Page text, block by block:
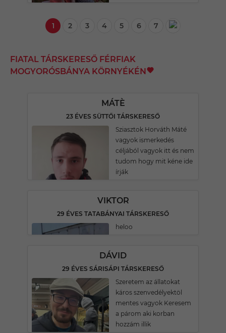
1 2 3 4 5 6 7
FIATAL TÁRSKERESŐ FÉRFIAK
MOGYORÓSBÁNYA KÖRNYÉKÉN
MÁTÈ
23 ÉVES SÜTTŐI TÁRSKERESŐ
Sziasztok Horváth Máté
vagyok ismerkedés
céljából vagyok itt és nem
tudom hogy mit kéne ide
írják
VIKTOR
29 ÉVES TATABÁNYAI TÁRSKERESŐ
heloo
DÁVID
29 ÉVES SÁRISÁPI TÁRSKERESŐ
Szeretem az állatokat
káros szenvedélyektöl
mentes vagyok Keresem
a párom aki korban
hozzám illik